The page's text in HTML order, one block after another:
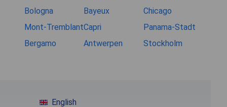
Bologna
Bayeux
Chicago
Mont-TremblantCapri
Panama-Stadt
Bergamo
Antwerpen Stockholm
English